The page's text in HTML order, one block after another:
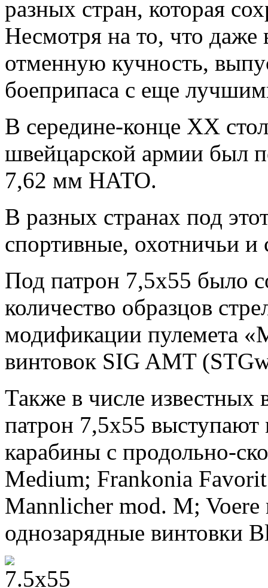
разных стран, которая
Несмотря на то, что
отменную кучность,
боеприпаса с еще
В середине-конце ХХ
швейцарской армии был
7,62 мм НАТО.
В разных странах под
спортивные, охотничьи и
Под патрон 7,5x55 было
количество образцов
модификации пулемета
винтовок SIG AMT
Также в числе
патрон 7,5x55 выступают
карабины с продольно-
Medium; Frankonia
Mannlicher mod. M; Voere
однозарядные винтовки